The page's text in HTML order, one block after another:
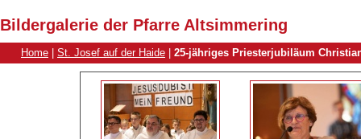
Bildergalerie der Pfarre Altsimmering
Home St. Josef auf der Haide 25-jähriges Priesterjubiläum